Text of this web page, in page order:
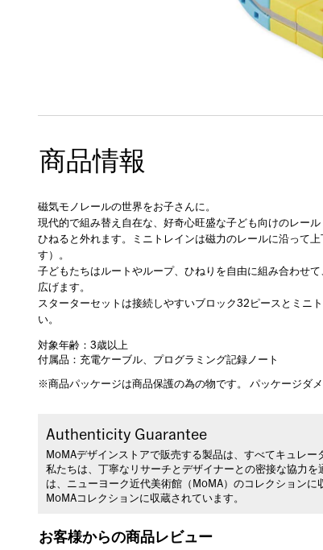
商品情報
磁気モノレールの世界をお子さんに。
現代的で組み替え自在な、好奇心旺盛な子ども向けのレー
ひねると外れます。ミニトレインは磁力のレールに沿って
す）。
子どもたちはルートやループ、ひねりを自由に組み合わせ
広げます。
スターターセットは接続しやすいブロック32ピースとミニ
い。
対象年齢：3歳以上
付属品：充電ケーブル、プログラミング記録ノート
※商品パッケージは商品保護の為の物です。 パッケージダ
Authenticity Guarantee
MoMAデザインストアで販売する製品は、すべてキュレー
私たちは、丁寧なリサーチとデザイナーとの密接な協力
は、ニューヨーク近代美術館（MoMA）のコレクション
MoMAコレクションに収蔵されています。
お客様からの商品レビュー